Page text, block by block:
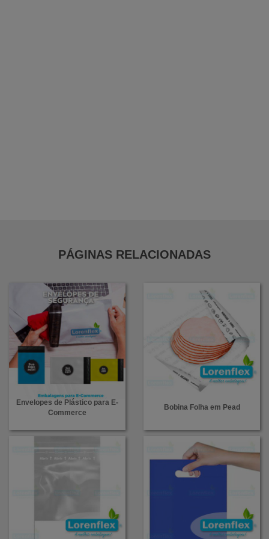
PÁGINAS RELACIONADAS
Envelopes de Plástico para E-
Commerce
Bobina Folha em Pead